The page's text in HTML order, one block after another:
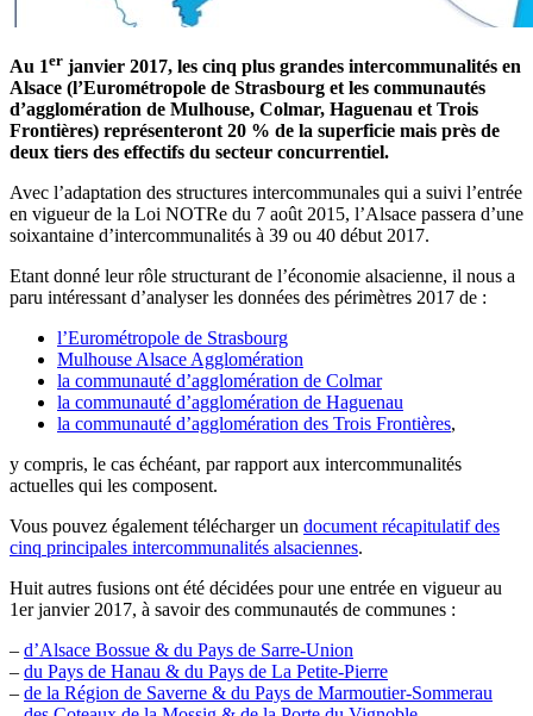
Au 1er janvier 2017, les cinq plus grandes intercommunalités en
Alsace (l’Eurométropole de Strasbourg et les communautés
d’agglomération de Mulhouse, Colmar, Haguenau et Trois
Frontières) représenteront 20 % de la superficie mais près de
deux tiers des effectifs du secteur concurrentiel.
Avec l’adaptation des structures intercommunales qui a suivi l’entrée
en vigueur de la Loi NOTRe du 7 août 2015, l’Alsace passera d’une
soixantaine d’intercommunalités à 39 ou 40 début 2017.
Etant donné leur rôle structurant de l’économie alsacienne, il nous a
paru intéressant d’analyser les données des périmètres 2017 de :
l’Eurométropole de Strasbourg
Mulhouse Alsace Agglomération
la communauté d’agglomération de Colmar
la communauté d’agglomération de Haguenau
la communauté d’agglomération des Trois Frontières,
y compris, le cas échéant, par rapport aux intercommunalités
actuelles qui les composent.
Vous pouvez également télécharger un document récapitulatif des
cinq principales intercommunalités alsaciennes.
Huit autres fusions ont été décidées pour une entrée en vigueur au
1er janvier 2017, à savoir des communautés de communes :
– d’Alsace Bossue & du Pays de Sarre-Union
– du Pays de Hanau & du Pays de La Petite-Pierre
– de la Région de Saverne & du Pays de Marmoutier-Sommerau